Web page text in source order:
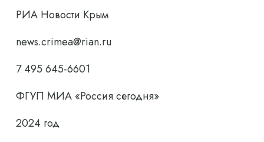
РИА Новости Крым
news.crimea@rian.ru
7 495 645-6601
ФГУП МИА «Россия сегодня»
2024 год